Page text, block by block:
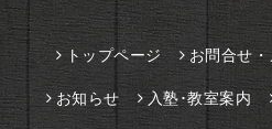
トップページ お問合せ
お知らせ 入塾･教室案内